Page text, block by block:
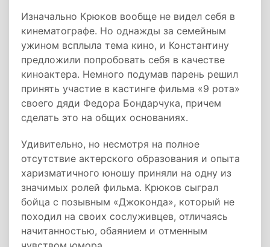
Изначально Крюков вообще не видел себя в
кинематографе. Но однажды за семейным
ужином всплыла тема кино, и Константину
предложили попробовать себя в качестве
киноактера. Немного подумав парень решил
принять участие в кастинге фильма «9 рота»
своего дяди Федора Бондарчука, причем
сделать это на общих основаниях.
Удивительно, но несмотря на полное
отсутствие актерского образования и опыта
харизматичного юношу приняли на одну из
значимых ролей фильма. Крюков сыграл
бойца с позывным «Джоконда», который не
походил на своих сослуживцев, отличаясь
начитанностью, обаянием и отменным